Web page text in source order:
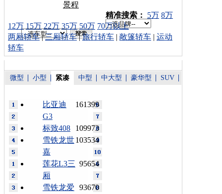
景程
车型搜索：
精准搜索： 5万 8万
12万 15万 22万 35万 50万 70万以上
两厢轿车|三厢轿车|旅行轿车 | 敞篷轿车 | 运动
轿车
微型 小型 紧凑 中型 中大型 豪华型 SUV
161399
比亚迪
G3
109973
标致408
103534
雪铁龙世
嘉
95654
莲花L3三
厢
93670
雪铁龙爱